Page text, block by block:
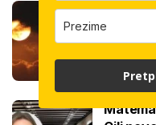
Je li
Pitali